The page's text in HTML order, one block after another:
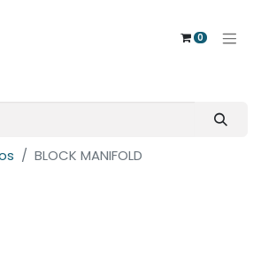
0
BLOCK MANIFOLD